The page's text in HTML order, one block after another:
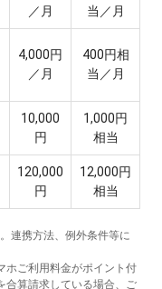
／月
当／月
4,000円
／月
400円相
当／月
10,000
円
1,000円
相当
120,000
円
12,000円
相当
連携方法、例外条件等に
ホご利用料金がポイント付
合算請求している場合、ご